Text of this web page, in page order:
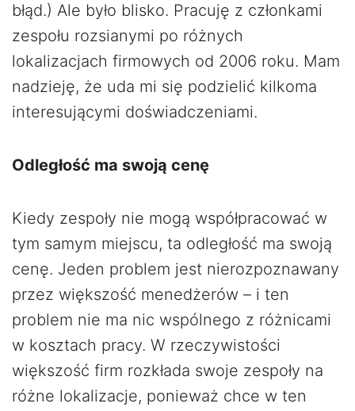
błąd.) Ale było blisko. Pracuję z członkami
zespołu rozsianymi po różnych
lokalizacjach firmowych od 2006 roku. Mam
nadzieję, że uda mi się podzielić kilkoma
interesującymi doświadczeniami.
Odległość ma swoją cenę
Kiedy zespoły nie mogą współpracować w
tym samym miejscu, ta odległość ma swoją
cenę. Jeden problem jest nierozpoznawany
przez większość menedżerów – i ten
problem nie ma nic wspólnego z różnicami
w kosztach pracy. W rzeczywistości
większość firm rozkłada swoje zespoły na
różne lokalizacje, ponieważ chce w ten